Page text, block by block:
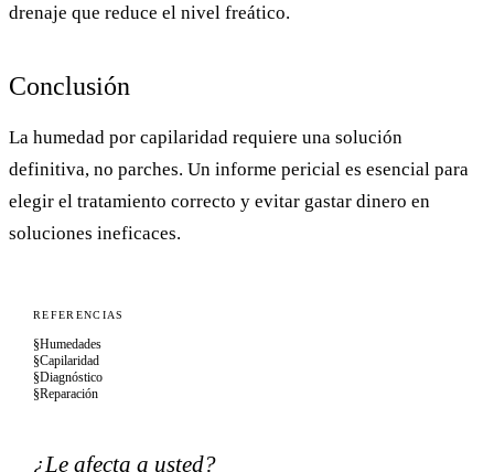
drenaje que reduce el nivel freático.
Conclusión
La humedad por capilaridad requiere una solución
definitiva, no parches. Un informe pericial es esencial para
elegir el tratamiento correcto y evitar gastar dinero en
soluciones ineficaces.
REFERENCIAS
§Humedades
§Capilaridad
§Diagnóstico
§Reparación
¿Le afecta a usted?